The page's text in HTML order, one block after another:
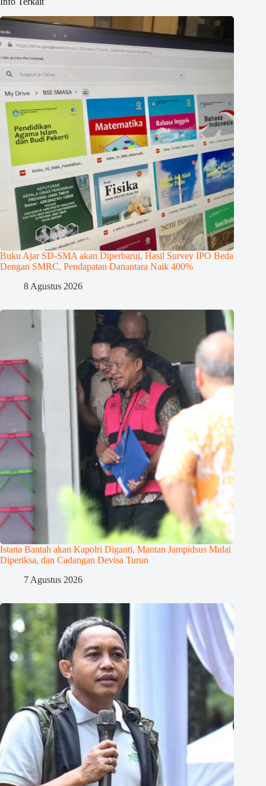
Buku Ajar SD-SMA akan Diperbarui, Hasil Survey IPO Beda
Dengan SMRC, Pendapatan Danantara Naik 400%
8 Agustus 2026
Istana Bantah akan Kapolri Diganti, Mantan Jampidsus Mulai
Diperiksa, dan Cadangan Devisa Turun
7 Agustus 2026